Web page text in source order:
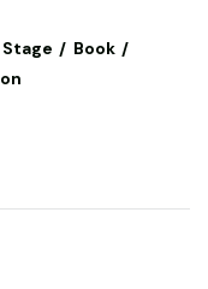
Stage
Book